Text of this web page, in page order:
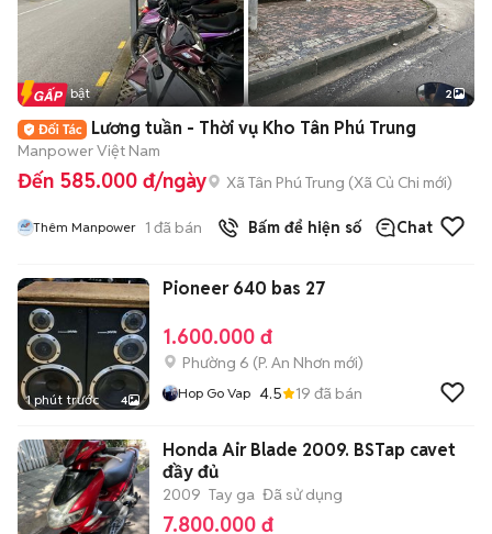
Tin nổi bật 2
Lương tuần - Thời vụ Kho Tân Phú Trung
Manpower Việt Nam
Đến 585.000 đ/ngày Xã Tân Phú Trung (Xã Củ Chi mới)
Thêm Manpower 1 đã bán Bấm để hiện số Chat
1 phút trước 4
Pioneer 640 bas 27
1.600.000 đ
Phường 6 (P. An Nhơn mới)
Hop Go Vap 4.5 19 đã bán
Honda Air Blade 2009. BSTap cavet
đầy đủ
2009 Tay ga Đã sử dụng
7.800.000 đ